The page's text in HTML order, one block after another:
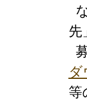
先
ダ
等